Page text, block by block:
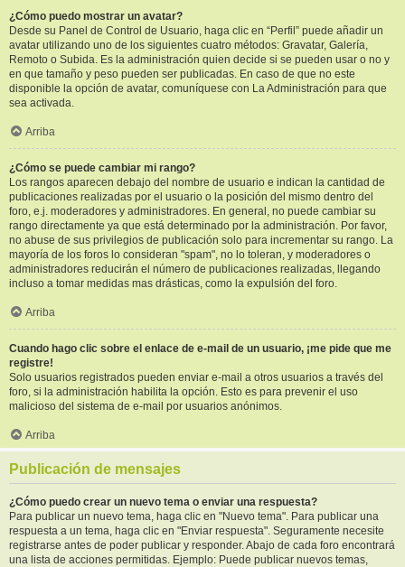
¿Cómo puedo mostrar un avatar?
Desde su Panel de Control de Usuario, haga clic en “Perfil” puede añadir un
avatar utilizando uno de los siguientes cuatro métodos: Gravatar, Galería,
Remoto o Subida. Es la administración quien decide si se pueden usar o no y
en que tamaño y peso pueden ser publicadas. En caso de que no este
disponible la opción de avatar, comuníquese con La Administración para que
sea activada.
Arriba
¿Cómo se puede cambiar mi rango?
Los rangos aparecen debajo del nombre de usuario e indican la cantidad de
publicaciones realizadas por el usuario o la posición del mismo dentro del
foro, e.j. moderadores y administradores. En general, no puede cambiar su
rango directamente ya que está determinado por la administración. Por favor,
no abuse de sus privilegios de publicación solo para incrementar su rango. La
mayoría de los foros lo consideran "spam", no lo toleran, y moderadores o
administradores reducirán el número de publicaciones realizadas, llegando
incluso a tomar medidas mas drásticas, como la expulsión del foro.
Arriba
Cuando hago clic sobre el enlace de e-mail de un usuario, ¡me pide que me
registre!
Solo usuarios registrados pueden enviar e-mail a otros usuarios a través del
foro, si la administración habilita la opción. Esto es para prevenir el uso
malicioso del sistema de e-mail por usuarios anónimos.
Arriba
Publicación de mensajes
¿Cómo puedo crear un nuevo tema o enviar una respuesta?
Para publicar un nuevo tema, haga clic en "Nuevo tema". Para publicar una
respuesta a un tema, haga clic en "Enviar respuesta". Seguramente necesite
registrarse antes de poder publicar y responder. Abajo de cada foro encontrará
una lista de acciones permitidas. Ejemplo: Puede publicar nuevos temas,